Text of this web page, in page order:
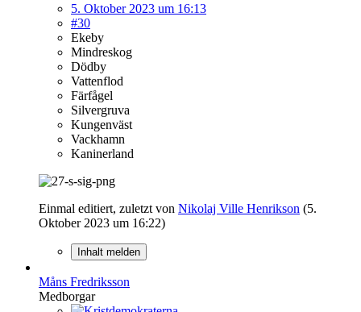
5. Oktober 2023 um 16:13
#30
Ekeby
Mindreskog
Dödby
Vattenflod
Färfågel
Silvergruva
Kungenväst
Vackhamn
Kaninerland
Einmal editiert, zuletzt von Nikolaj Ville Henrikson (5.
Oktober 2023 um 16:22)
Inhalt melden
Måns Fredriksson
Medborgar